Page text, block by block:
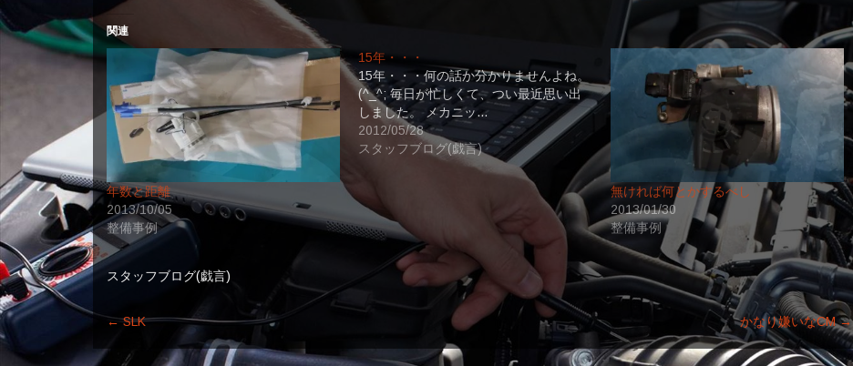
関連
年数と距離
2013/10/05
整備事例
15年・・・
15年・・・何の話か分かりませんよね。
(^_^; 毎日が忙しくて、つい最近思い出
しました。 メカニッ…
2012/05/28
スタッフブログ(戯言)
無ければ何とかするべし
2013/01/30
整備事例
スタッフブログ(戯言)
←SLK かなり嫌いなCM→